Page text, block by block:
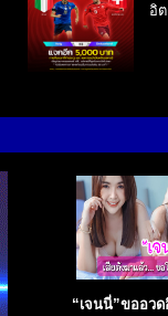
อิ
“เจนนี่”ขออว